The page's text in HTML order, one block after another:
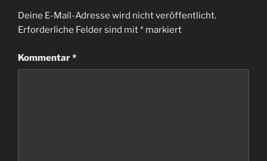
Deine E-Mail-Adresse wird nicht veröffentlicht.
Erforderliche Felder sind mit* markiert
Kommentar*